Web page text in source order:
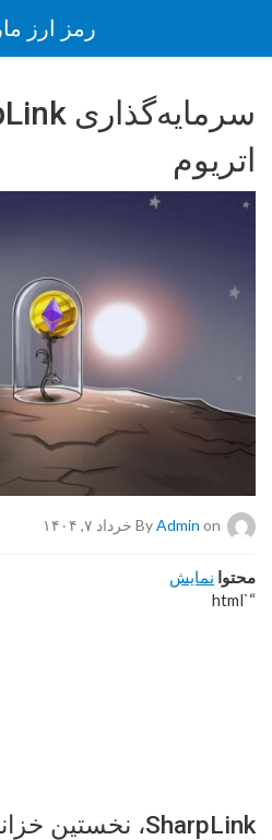
رمز ارز
اتریوم
By Admin on خرداد ۷, ۱۴۰۴
محتوا نمایش
“`html